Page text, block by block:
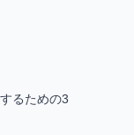
るための3